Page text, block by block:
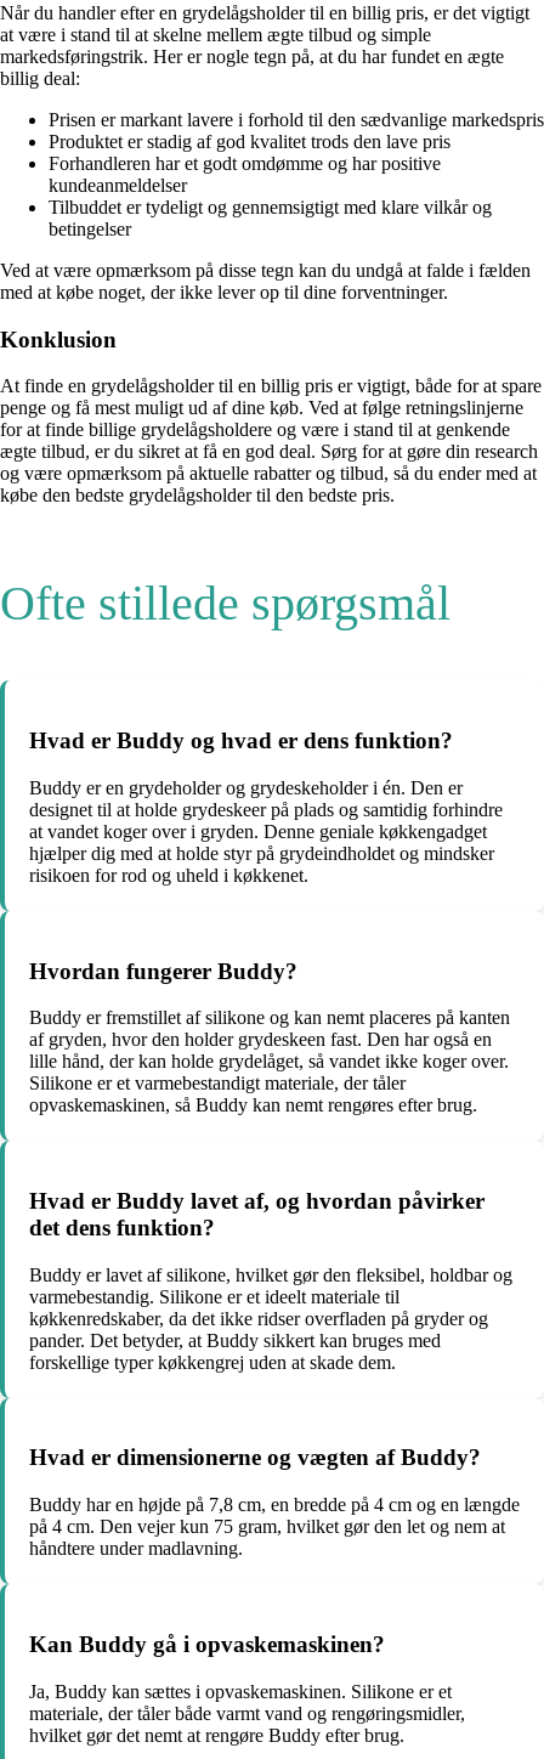
Når du handler efter en grydelågsholder til en billig pris, er det vigtigt
at være i stand til at skelne mellem ægte tilbud og simple
markedsføringstrik. Her er nogle tegn på, at du har fundet en ægte
billig deal:
Prisen er markant lavere i forhold til den sædvanlige markedspris
Produktet er stadig af god kvalitet trods den lave pris
Forhandleren har et godt omdømme og har positive
kundeanmeldelser
Tilbuddet er tydeligt og gennemsigtigt med klare vilkår og
betingelser
Ved at være opmærksom på disse tegn kan du undgå at falde i fælden
med at købe noget, der ikke lever op til dine forventninger.
Konklusion
At finde en grydelågsholder til en billig pris er vigtigt, både for at spare
penge og få mest muligt ud af dine køb. Ved at følge retningslinjerne
for at finde billige grydelågsholdere og være i stand til at genkende
ægte tilbud, er du sikret at få en god deal. Sørg for at gøre din research
og være opmærksom på aktuelle rabatter og tilbud, så du ender med at
købe den bedste grydelågsholder til den bedste pris.
Ofte stillede spørgsmål
Hvad er Buddy og hvad er dens funktion?
Buddy er en grydeholder og grydeskeholder i én. Den er
designet til at holde grydeskeer på plads og samtidig forhindre
at vandet koger over i gryden. Denne geniale køkkengadget
hjælper dig med at holde styr på grydeindholdet og mindsker
risikoen for rod og uheld i køkkenet.
Hvordan fungerer Buddy?
Buddy er fremstillet af silikone og kan nemt placeres på kanten
af gryden, hvor den holder grydeskeen fast. Den har også en
lille hånd, der kan holde grydelåget, så vandet ikke koger over.
Silikone er et varmebestandigt materiale, der tåler
opvaskemaskinen, så Buddy kan nemt rengøres efter brug.
Hvad er Buddy lavet af, og hvordan påvirker
det dens funktion?
Buddy er lavet af silikone, hvilket gør den fleksibel, holdbar og
varmebestandig. Silikone er et ideelt materiale til
køkkenredskaber, da det ikke ridser overfladen på gryder og
pander. Det betyder, at Buddy sikkert kan bruges med
forskellige typer køkkengrej uden at skade dem.
Hvad er dimensionerne og vægten af Buddy?
Buddy har en højde på 7,8 cm, en bredde på 4 cm og en længde
på 4 cm. Den vejer kun 75 gram, hvilket gør den let og nem at
håndtere under madlavning.
Kan Buddy gå i opvaskemaskinen?
Ja, Buddy kan sættes i opvaskemaskinen. Silikone er et
materiale, der tåler både varmt vand og rengøringsmidler,
hvilket gør det nemt at rengøre Buddy efter brug.